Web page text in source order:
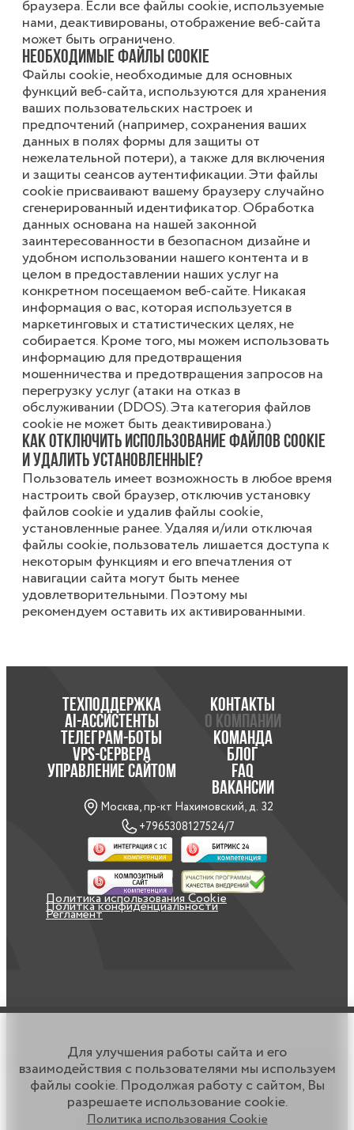
браузера. Если все файлы cookie, используемые
нами, деактивированы, отображение веб-сайта
может быть ограничено.
Необходимые файлы cookie
Файлы cookie, необходимые для основных
функций веб-сайта, используются для хранения
ваших пользовательских настроек и
предпочтений (например, сохранения ваших
данных в полях формы для защиты от
нежелательной потери), а также для включения
и защиты сеансов аутентификации. Эти файлы
cookie присваивают вашему браузеру случайно
сгенерированный идентификатор. Обработка
данных основана на нашей законной
заинтересованности в безопасном дизайне и
удобном использовании нашего контента и в
целом в предоставлении наших услуг на
конкретном посещаемом веб-сайте. Никакая
информация о вас, которая используется в
маркетинговых и статистических целях, не
собирается. Кроме того, мы можем использовать
информацию для предотвращения
мошенничества и предотвращения запросов на
перегрузку услуг (атаки на отказ в
обслуживании (DDOS). Эта категория файлов
cookie не может быть деактивирована.)
Как отключить использование файлов cookie
и удалить установленные?
Пользователь имеет возможность в любое время
настроить свой браузер, отключив установку
файлов cookie и удалив файлы cookie,
установленные ранее. Удаляя и/или отключая
файлы cookie, пользователь лишается доступа к
некоторым функциям и его впечатления от
навигации сайта могут быть менее
удовлетворительными. Поэтому мы
рекомендуем оставить их активированными.
ТЕХПОДДЕРЖКА
AI-АССИСТЕНТЫ
ТЕЛЕГРАМ-БОТЫ
VPS-СЕРВЕРА
УПРАВЛЕНИЕ САЙТОМ
КОНТАКТЫ
О КОМПАНИИ
КОМАНДА
БЛОГ
FAQ
ВАКАНСИИ
Москва, пр-кт Нахимовский, д. 32
+7965308127524/7
/li>
Политика использования Cookie
Политка конфиденциальности
Регламент
Для улучшения работы сайта и его
взаимодействия с пользователями мы используем
файлы cookie. Продолжая работу с сайтом, Вы
разрешаете использование cookie.
Политика использования Cookie